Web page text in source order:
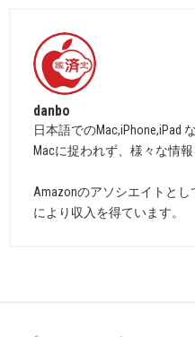
danbo
日本語でのMac,iPhone,iPad
Macに捉われず、様々な情
Amazonのアソシエイトと
により収入を得ています。